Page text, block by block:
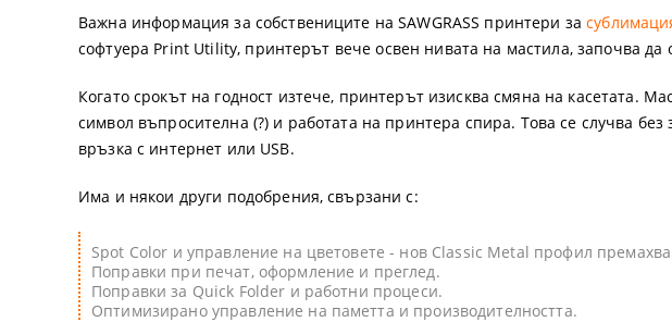
Epson SureColor V - UV LED
Epson SureColor T -
Портативни принтери
SAWGRASS VersiFlex система за
SAWGRASS ГЕЛ-СУБЛИМАЦИОННИ
FOREVER термотрансферни медии
СУБЛИМАЦИОННИ ХАРТИИ
Консумативи за
ФИЛМ ЗА ЦВЕТООТДЕЛЯНЕ
EFI
NESCHEN лепенки
INGLET машини и консумативи
SEFA ТЕРМОПРЕСИ
ПОМОЩНИ МАТЕРИАЛИ
Сувенири GAMAX значки и магнити
ADVENTA
UNISUB
ФОТО-ЧАШИ
Книги и Обучения
ФОТО ПРОДУКТИ ПРОЛЕТ-
АКТИВНИ ПРОМОЦИИ
РАЗПРОДАЖБА
Сервиз
Важна информация за собствениците на SAWGRASS принтери за
софтуера Print Utility, принтерът вече освен нивата на мастила, започва да
Когато срокът на годност изтече, принтерът изисква смяна на касетата.
символ въпросителна (?) и работата на принтера спира. Това се случва
връзка с интернет или USB.
Има и някои други подобрения, свързани с:
Spot Color и управление на цветовете - нов Classic Metal профил
Поправки при печат, оформление и преглед.
Поправки за Quick Folder и работни процеси.
Оптимизирано управление на паметта и производителността.